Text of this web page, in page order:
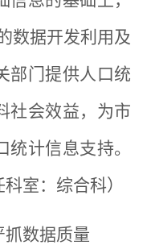
数据开发利用及
部门提供人口统
社会效益，为市
计信息支持。
室：综合科）
抓数据质量